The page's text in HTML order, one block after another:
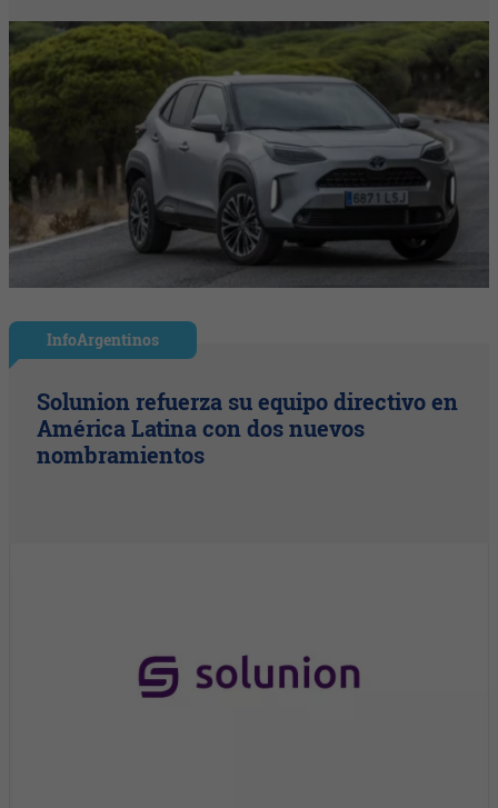
InfoArgentinos
Solunion refuerza su equipo directivo en
América Latina con dos nuevos
nombramientos